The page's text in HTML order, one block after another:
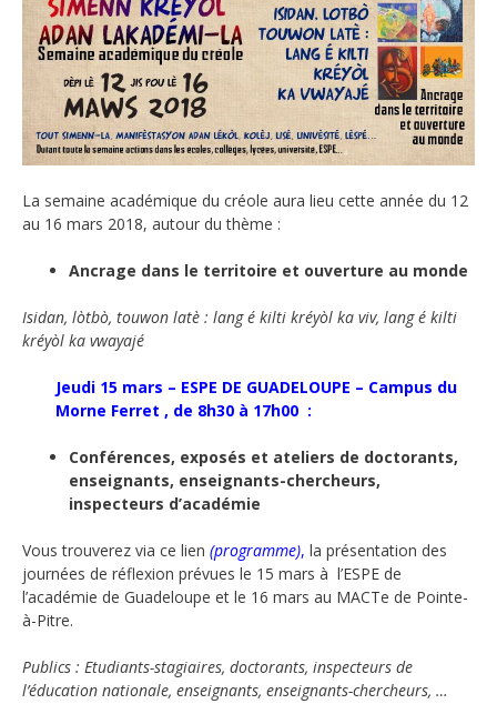
La semaine académique du créole aura lieu cette année du 12
au 16 mars 2018, autour du thème :
Ancrage dans le territoire et ouverture au monde
Isidan, lòtbò, touwon latè : lang é kilti kréyòl ka viv, lang é kilti
kréyòl ka vwayajé
Jeudi 15 mars – ESPE DE GUADELOUPE – Campus du
Morne Ferret , de 8h30 à 17h00 :
Conférences, exposés et ateliers de doctorants,
enseignants, enseignants-chercheurs,
inspecteurs d’académie
Vous trouverez via ce lien (programme), la présentation des
journées de réflexion prévues le 15 mars à l’ESPE de
l’académie de Guadeloupe et le 16 mars au MACTe de Pointe-
à-Pitre.
Publics : Etudiants-stagiaires, doctorants, inspecteurs de
l’éducation nationale, enseignants, enseignants-chercheurs, …